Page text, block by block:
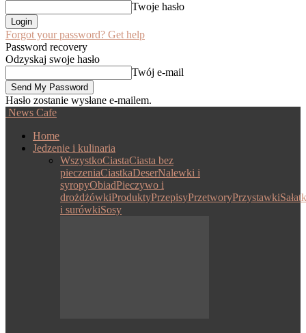
Twoje hasło
Forgot your password? Get help
Password recovery
Odzyskaj swoje hasło
Twój e-mail
Hasło zostanie wysłane e-mailem.
News Cafe
Home
Jedzenie i kulinaria
WszystkoCiastaCiasta bez
pieczeniaCiastkaDeserNalewki i
syropyObiadPieczywo i
drożdżówkiProduktyPrzepisyPrzetworyPrzystawki
i surówkiSosy